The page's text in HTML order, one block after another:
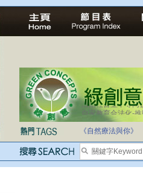
法治社會並不等同
自家教育合法化-
《自然療法與你》